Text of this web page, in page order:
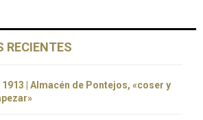
RECIENTES
1913 | Almacén de Pontejos, «coser y